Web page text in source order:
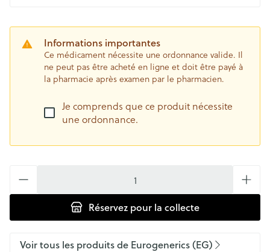
Informations importantes
Ce médicament nécessite une ordonnance valide. Il
ne peut pas être acheté en ligne et doit être payé à
la pharmacie après examen par le pharmacien.
Je comprends que ce produit nécessite
une ordonnance.
Réservez pour la collecte
Voir tous les produits de Eurogenerics (EG)